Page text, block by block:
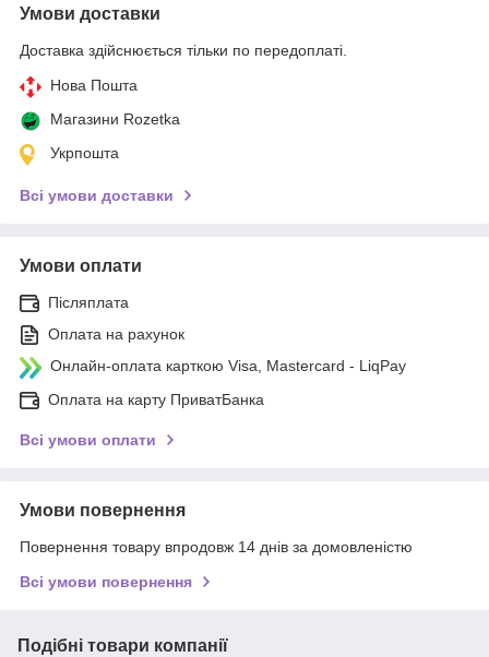
Умови доставки
Доставка здійснюється тільки по передоплаті.
Нова Пошта
Магазини Rozetka
Укрпошта
Всі умови доставки
Умови оплати
Післяплата
Оплата на рахунок
Онлайн-оплата карткою Visa, Mastercard - LiqPay
Оплата на карту ПриватБанка
Всі умови оплати
Умови повернення
Повернення товару впродовж 14 днів за домовленістю
Всі умови повернення
Подібні товари компанії